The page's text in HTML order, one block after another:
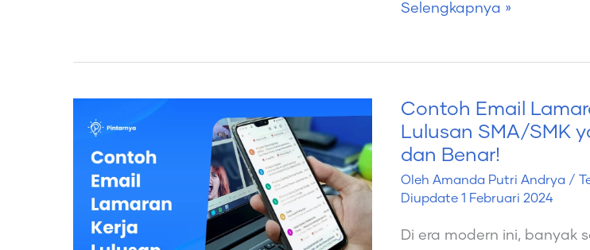
Dapat
Selengkapnya »
Contoh Email
Lulusan SMA/SMK
dan Benar!
Oleh Amanda Putri Andrya /
Diupdate1 Februari 2024
Di era modern ini, banyak
Contoh
Email
Lamaran
Kerja
SMA/SMK